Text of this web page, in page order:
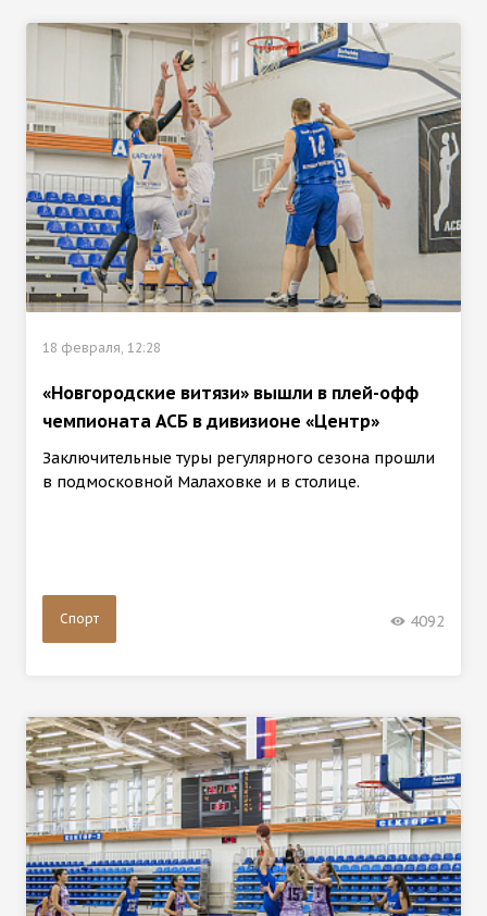
18 февраля, 12:28
«Новгородские витязи» вышли в плей-офф
чемпионата АСБ в дивизионе «Центр»
Заключительные туры регулярного сезона прошли
в подмосковной Малаховке и в столице.
Спорт 4092